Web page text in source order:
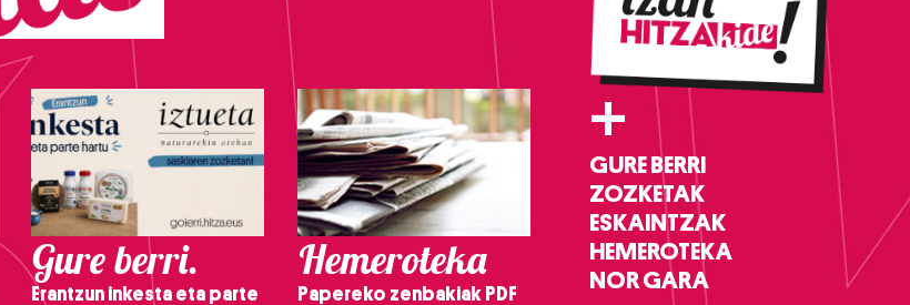
Gure berri.
Erantzun inkesta eta parte
Hemeroteka
Papereko zenbakiak PDF
+
GURE BERRI
ZOZKETAK
ESKAINTZAK
HEMEROTEKA
NOR GARA